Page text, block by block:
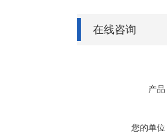
在线咨询
产品
您的单位